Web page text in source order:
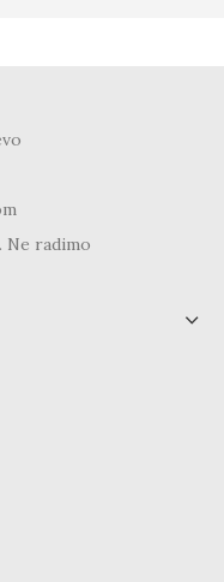
Ne radimo